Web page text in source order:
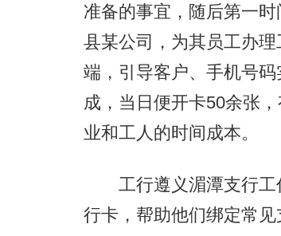
准备的事宜，随后第一
县某公司，为其员工办
端，引导客户、手机号
成，当日便开卡50余张
业和工人的时间成本。
工行遵义湄潭支行工
行卡，帮助他们绑定常